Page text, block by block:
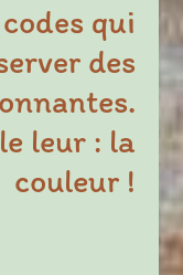
qui
des
leur : la
couleur !